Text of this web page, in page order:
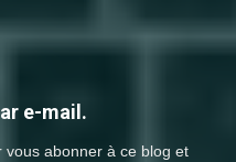
e-mail.
vous abonner à ce blog et